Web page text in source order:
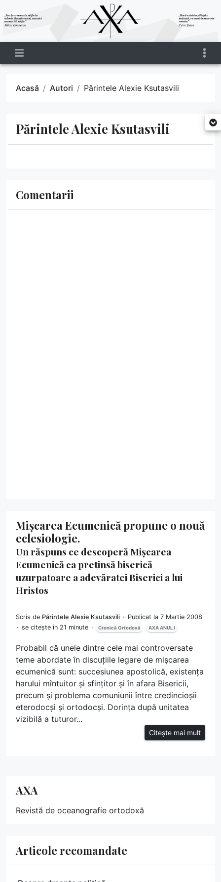
Acasă Autori Părintele Alexie Ksutasvili
Părintele Alexie Ksutasvili
Comentarii
Mișcarea Ecumenică propune o nouă
eclesiologie.
Un răspuns ce descoperă Mișcarea
Ecumenică ca pretinsă biserică
uzurpatoare a adevăratei Biserici a lui
Hristos
Scris de Părintele Alexie Ksutasvili
Publicat la 7 Martie 2008
se citește în 21 minute
Cronică Ortodoxă AXA ANUL I
Probabil că unele dintre cele mai controversate
teme abordate în discuțiile legare de mișcarea
ecumenică sunt: succesiunea apostolică, existența
harului mîntuitor și sfințitor și în afara Bisericii,
precum și problema comuniunii între credincioșii
eterodocși și ortodocși. Dorința după unitatea
vizibilă a tuturor...
Citește mai mult
AXA
Revistă de oceanografie ortodoxă
Articole recomandate